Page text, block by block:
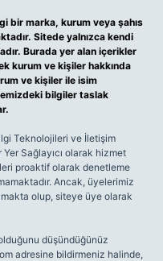
bir marka, kurum veya şahıs
Sitede yalnızca kendi
Burada yer alan içerikler
kurum ve kişiler hakkında
ve kişiler ile isim
bilgiler taslak
Teknolojileri ve İletişim
Sağlayıcı olarak hizmet
proaktif olarak denetleme
Ancak, üyelerimiz
olup, siteye üye olarak
düşündüğünüz
adresine bildirmeniz halinde,